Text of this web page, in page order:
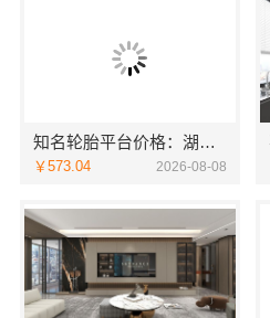
知名轮胎平台价格：湖北省腾冠畅实业贸易有限公司优势解析
￥573.04 2026-08-08